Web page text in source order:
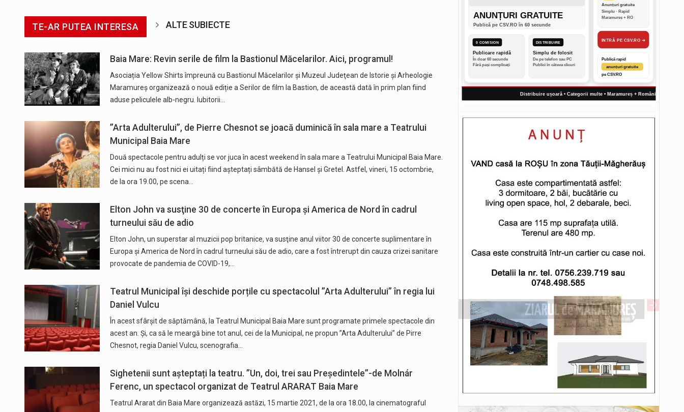
TE-AR PUTEA INTERESA ALTE SUBIECTE
Baia Mare: Revin serile de film la Bastionul Măcelarilor. Aici, programul!
Asociația Yellow Shirts împreună cu Bastionul Măcelarilor și Muzeul Judeţean de Istorie şi Arheologie
Maramureş organizează o nouă ediție a Serilor de film la Bastion, de această dată în prim plan fiind
aduse peliculele alb-negru. Iubitorii…
”Arta Adulterului”, de Pierre Chesnot se joacă duminică în sala mare a Teatrului
Municipal Baia Mare
Două spectacole pentru adulți se vor juca în acest weekend în sala mare a Teatrului Municipal Baia Mare.
Cei mici nu au fost nici ei uitați fiind așteptați sâmbătă de Hansel și Gretel. Astfel, vineri, 15 octombrie,
de la ora 19.00, pe scena…
Elton John va susţine 30 de concerte în Europa şi America de Nord în cadrul
turneului său de adio
Elton John, un superstar al muzicii pop britanice, va susţine anul viitor 30 de concerte suplimentare în
Europa şi America de Nord în cadrul turneului său de adio, care a fost întrerupt din cauza crizei sanitare
provocate de pandemia de COVID-19,…
Teatrul Municipal își deschide porțile cu spectacolul ”Arta Adulterului” în regia lui
Daniel Vulcu
În acest sfârșit de săptămână, la Teatrul Municipal Baia Mare sunt programate primele spectacole din
acest an. Și, ca să le meargă bine tot anul, cei de la Municipal, ne propun ”Arta Adulterului” de Pirre
Chesnot, regia Daniel Vulcu, scenografia…
Sighetenii sunt așteptați la teatru. ”Un, doi, trei sau Președintele”-de Molnár
Ferenc, un spectacol organizat de Teatrul ARARAT Baia Mare
Teatrul Ararat din Baia Mare organizează astăzi, 15 martie 2021, de la ora 18.00, la cinematograful